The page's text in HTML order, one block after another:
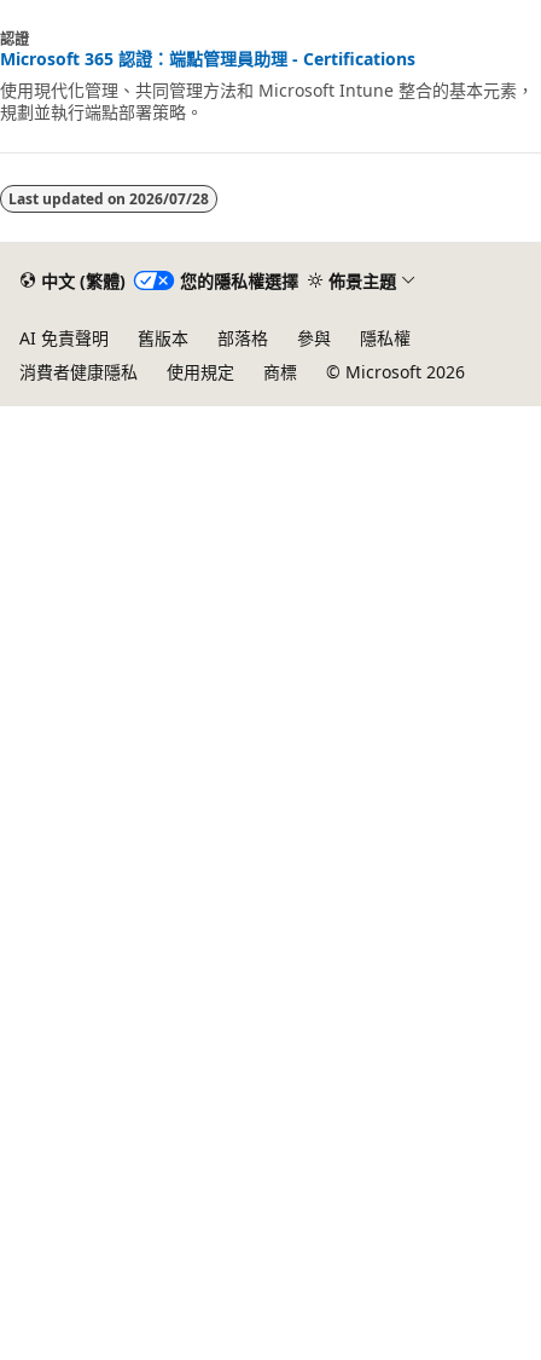
認證
Microsoft 365 認證：端點管理員助理 - Certifications
使用現代化管理、共同管理方法和 Microsoft Intune 整合的基本元素，
規劃並執行端點部署策略。
Last updated on 2026/07/28
中文 (繁體) 您的隱私權選擇 佈景主題
AI 免責聲明 舊版本 部落格 參與
隱私權
消費者健康隱私
使用規定 商標 © Microsoft 2026